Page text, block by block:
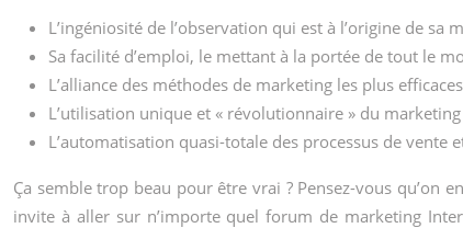
L’ingéniosité de l’observation qui est à l’origine de sa
Sa facilité d’emploi, le mettant à la portée de tout le
L’alliance des méthodes de marketing les plus
L’utilisation unique et « révolutionnaire » du
L’automatisation quasi-totale des processus de
Ça semble trop beau pour être vrai ? Pensez-vous qu’on
invite à aller sur n’importe quel forum de marketing